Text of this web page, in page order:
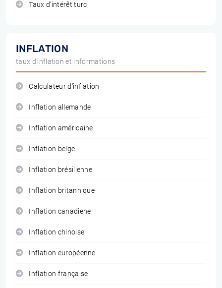
Taux d'intérêt turc
INFLATION
taux d'inflation et informations
Calculateur d'inflation
Inflation allemande
Inflation américaine
Inflation belge
Inflation brésilienne
Inflation britannique
Inflation canadiene
Inflation chinoise
Inflation européenne
Inflation française